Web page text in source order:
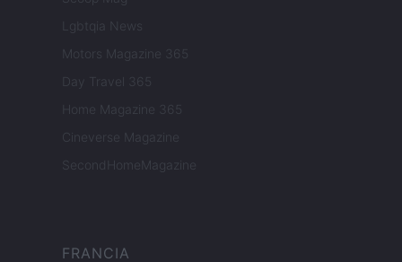
Lgbtqia News
Motors Magazine 365
Day Travel 365
Home Magazine 365
Cineverse Magazine
SecondHomeMagazine
FRANCIA